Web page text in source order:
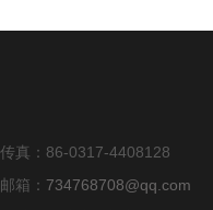
传真：86-0317-4408128
邮箱： 734768708@qq.com